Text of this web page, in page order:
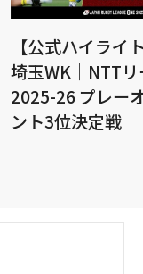
【公式ハイライ
埼玉WK｜NTT
2025-26 プレー
ント3位決定戦